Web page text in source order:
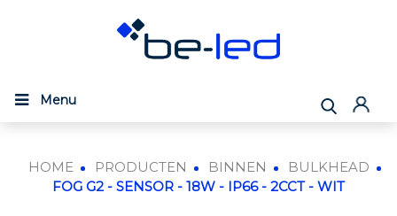
Menu
HOME PRODUCTEN BINNEN
BULKHEAD
FOG G2 - SENSOR - 18W - IP66 - 2CCT - WIT